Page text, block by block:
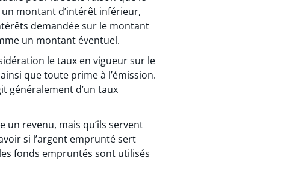
montant d’intérêt inférieur,
demandée sur le montant
un montant éventuel.
le taux en vigueur sur le
que toute prime à l’émission.
généralement d’un taux
revenu, mais qu’ils servent
si l’argent emprunté sert
fonds empruntés sont utilisés